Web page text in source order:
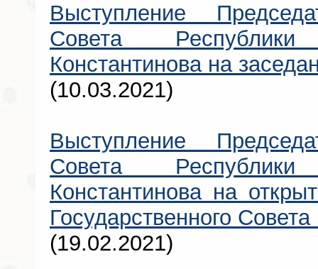
Выступление
Совета
Константинова на
(10.03.2021)
Выступление
Совета
Константинова на
Государственного
(19.02.2021)